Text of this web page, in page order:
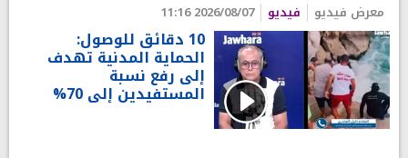
معرض فيديو فيديو 2026/08/07 11:16
10 دقائق للوصول:
الحماية المدنية تهدف
إلى رفع نسبة
المستفيدين إلى 70%